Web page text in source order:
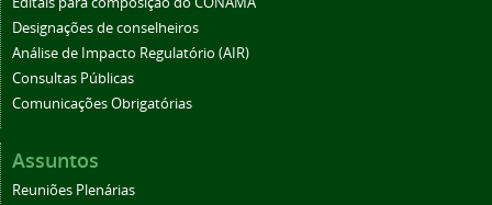
Designações de conselheiros
Análise de Impacto Regulatório (AIR)
Consultas Públicas
Comunicações Obrigatórias
Assuntos
Reuniões Plenárias